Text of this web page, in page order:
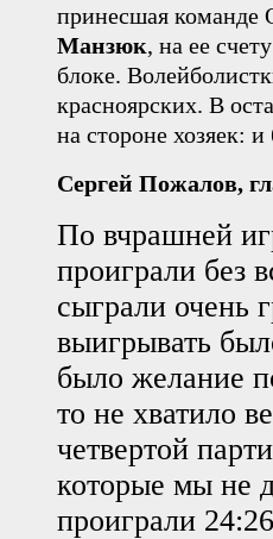
принесшая команде
Манзюк, на ее
блоке.
красноярских. В
на стороне хозяек:
Сергей Пожалов,
По вчрашней
проиграли без
сыграли очень
выигрывать
было желание
то не хватило
четвертой
которые мы не
проиграли